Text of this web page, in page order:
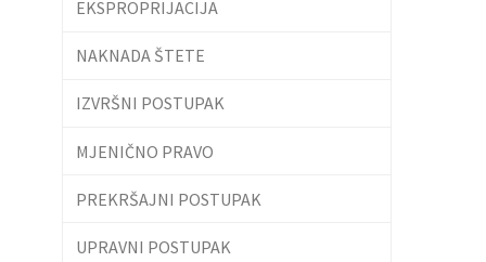
EKSPROPRIJACIJA
NAKNADA ŠTETE
IZVRŠNI POSTUPAK
MJENIČNO PRAVO
PREKRŠAJNI POSTUPAK
UPRAVNI POSTUPAK